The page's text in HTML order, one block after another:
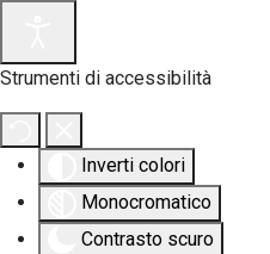
Strumenti di accessibilità
Inverti colori
Monocromatico
Contrasto scuro